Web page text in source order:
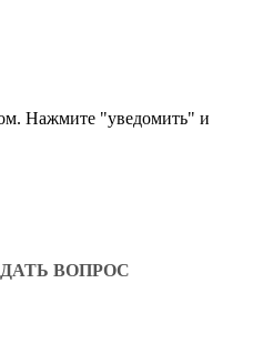
Нажмите "уведомить" и
ВОПРОС